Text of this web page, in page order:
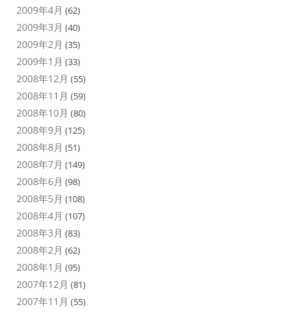
2009年4月 (62)
2009年3月 (40)
2009年2月 (35)
2009年1月 (33)
2008年12月 (55)
2008年11月 (59)
2008年10月 (80)
2008年9月 (125)
2008年8月 (51)
2008年7月 (149)
2008年6月 (98)
2008年5月 (108)
2008年4月 (107)
2008年3月 (83)
2008年2月 (62)
2008年1月 (95)
2007年12月 (81)
2007年11月 (55)